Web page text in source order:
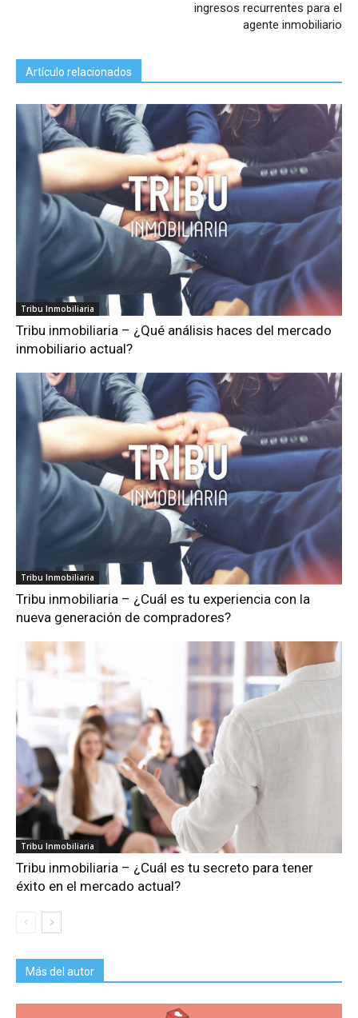
ingresos recurrentes para el
agente inmobiliario
Artículo relacionados
Tribu Inmobiliaria
Tribu inmobiliaria – ¿Qué análisis haces del mercado
inmobiliario actual?
Tribu Inmobiliaria
Tribu inmobiliaria – ¿Cuál es tu experiencia con la
nueva generación de compradores?
Tribu Inmobiliaria
Tribu inmobiliaria – ¿Cuál es tu secreto para tener
éxito en el mercado actual?
Más del autor